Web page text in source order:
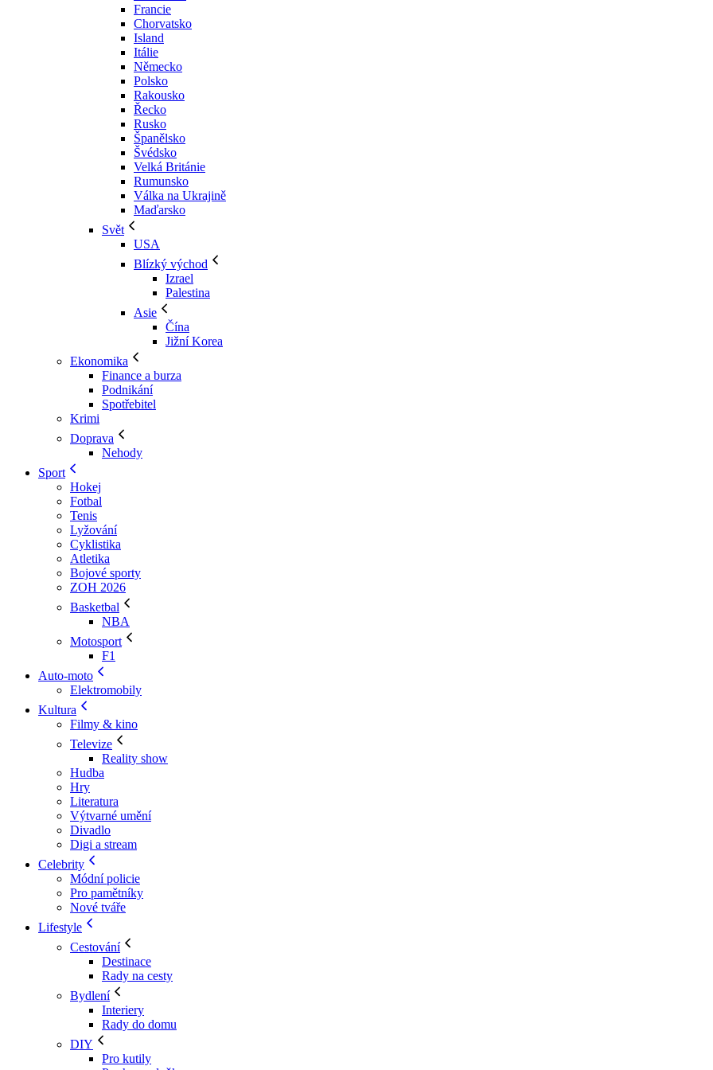
Francie
Chorvatsko
Island
Itálie
Německo
Polsko
Rakousko
Řecko
Rusko
Španělsko
Švédsko
Velká Británie
Rumunsko
Válka na Ukrajině
Maďarsko
Svět
USA
Blízký východ
Izrael
Palestina
Asie
Čína
Jižní Korea
Ekonomika
Finance a burza
Podnikání
Spotřebitel
Krimi
Doprava
Nehody
Sport
Hokej
Fotbal
Tenis
Lyžování
Cyklistika
Atletika
Bojové sporty
ZOH 2026
Basketbal
NBA
Motosport
F1
Auto-moto
Elektromobily
Kultura
Filmy & kino
Televize
Reality show
Hudba
Hry
Literatura
Výtvarné umění
Divadlo
Digi a stream
Celebrity
Módní policie
Pro pamětníky
Nové tváře
Lifestyle
Cestování
Destinace
Rady na cesty
Bydlení
Interiery
Rady do domu
DIY
Pro kutily